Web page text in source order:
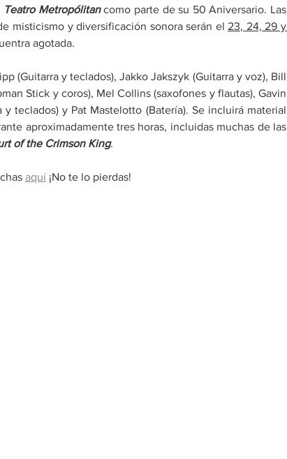
Teatro Metropólitan como parte de su 50 Aniversario. Las
misticismo y diversificación sonora serán el 23, 24, 29 y
agotada.
(Guitarra y teclados), Jakko Jakszyk (Guitarra y voz), Bill
Stick y coros), Mel Collins (saxofones y flautas), Gavin
y teclados) y Pat Mastelotto (Batería). Se incluirá material
aproximadamente tres horas, incluidas muchas de las
of the Crimson King.
aquí ¡No te lo pierdas!